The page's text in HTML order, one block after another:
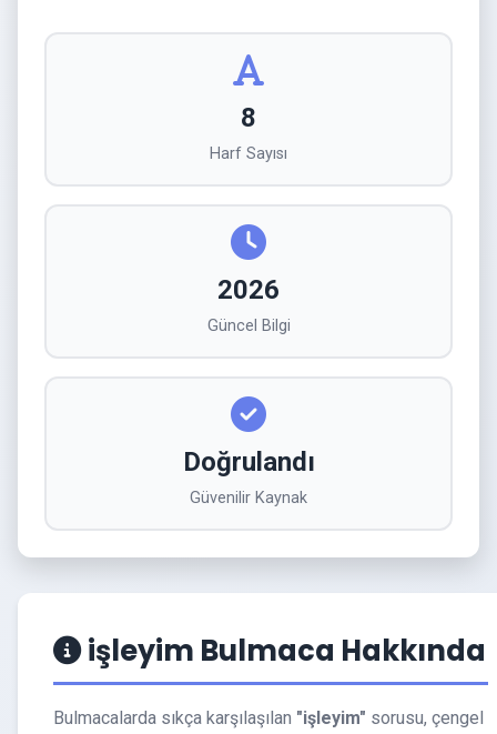
8
Harf Sayısı
2026
Güncel Bilgi
Doğrulandı
Güvenilir Kaynak
işleyim Bulmaca Hakkında
Bulmacalarda sıkça karşılaşılan "işleyim" sorusu, çengel